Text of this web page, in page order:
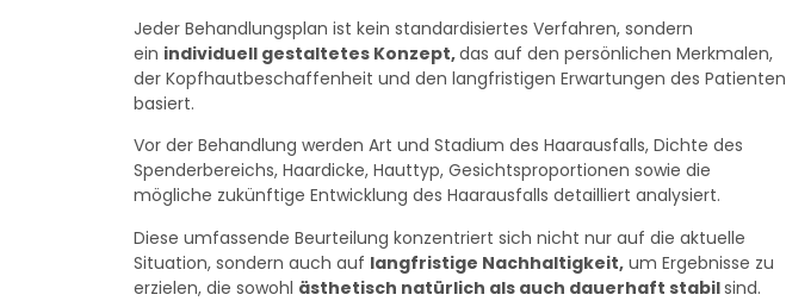
Jeder Behandlungsplan ist kein standardisiertes Verfahren, sondern
ein individuell gestaltetes Konzept,das auf den persönlichen Merkmalen,
der Kopfhautbeschaffenheit und den langfristigen Erwartungen des Patienten
basiert.
Vor der Behandlung werden Art und Stadium des Haarausfalls, Dichte des
Spenderbereichs, Haardicke, Hauttyp, Gesichtsproportionen sowie die
mögliche zukünftige Entwicklung des Haarausfalls detailliert analysiert.
Diese umfassende Beurteilung konzentriert sich nicht nur auf die aktuelle
Situation, sondern auch auf langfristige Nachhaltigkeit, um Ergebnisse zu
erzielen, die sowohl ästhetisch natürlich als auch dauerhaft stabilsind.